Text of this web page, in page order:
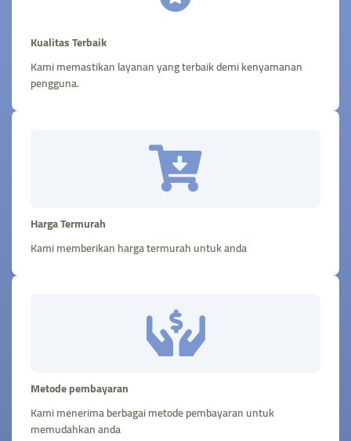
Kualitas Terbaik
Kami memastikan layanan yang terbaik demi kenyamanan
pengguna.
Harga Termurah
Kami memberikan harga termurah untuk anda
Metode pembayaran
Kami menerima berbagai metode pembayaran untuk
memudahkan anda